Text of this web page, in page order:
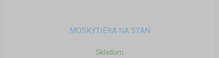
MOSKYTIÉRA NA STAN
Skladom